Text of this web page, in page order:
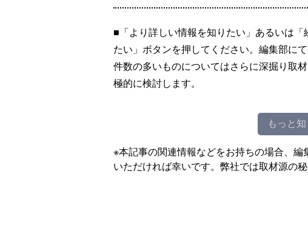
■「より詳しい情報を知りたい」あるいは
たい」ボタンを押してください。編集部に
件数の多いものについてはさらに深掘り取
極的に検討します。
もっと
※本記事の関連情報などをお持ちの場合、
いただければ幸いです。弊社では取材源の秘